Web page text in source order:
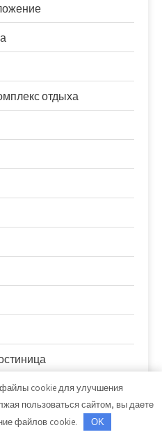
отдыха
файлы cookie для улучшения
пользоваться сайтом, вы даете
файлов cookie.
OK